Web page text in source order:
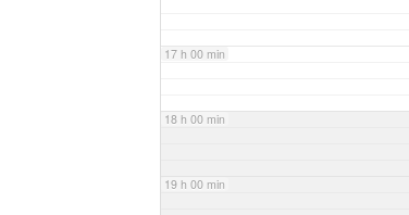
17 h 00 min
18 h 00 min
19 h 00 min